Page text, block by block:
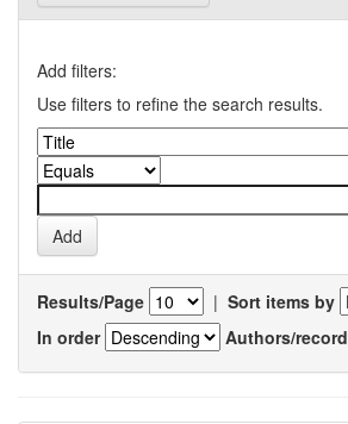
Add filters:
Use filters to refine the search results.
Results/Page | Sort items by
In order
Authors/record